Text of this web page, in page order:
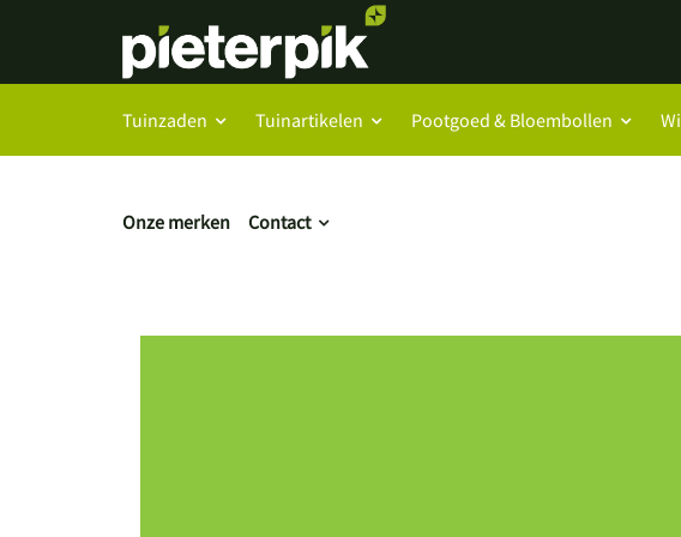
Tuinzaden Tuinartikelen Pootgoed & Bloembollen
Onze merken Contact